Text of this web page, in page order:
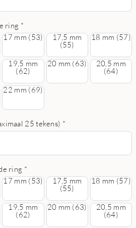
ring *
17 mm (53)
17,5 mm
(55)
18 mm (57)
19,5 mm
(62)
20 mm (63)
20,5 mm
(64)
22 mm (69)
25 tekens) *
ring *
17 mm (53)
17,5 mm
(55)
18 mm (57)
19,5 mm
(62)
20 mm (63)
20,5 mm
(64)